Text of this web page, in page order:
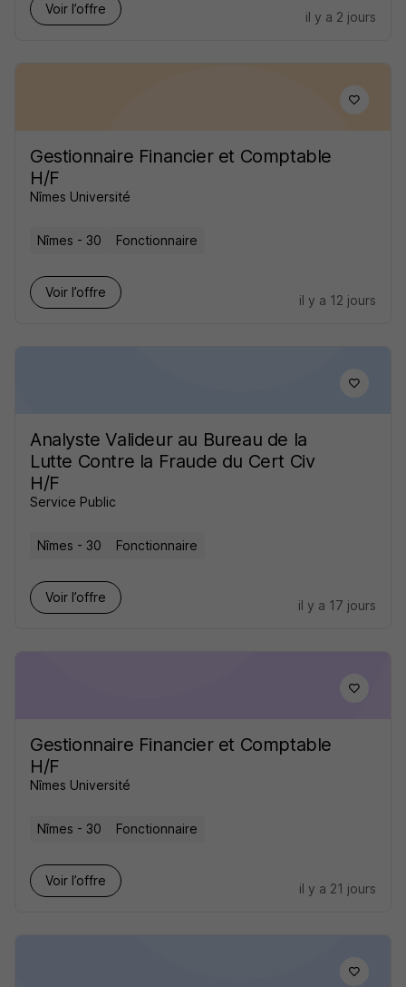
Voir l’offre
il y a 2 jours
Gestionnaire Financier et Comptable
H/F
Nîmes Université
Nîmes - 30 Fonctionnaire
Voir l’offre
il y a 12 jours
Analyste Valideur au Bureau de la
Lutte Contre la Fraude du Cert Civ
H/F
Service Public
Nîmes - 30 Fonctionnaire
Voir l’offre
il y a 17 jours
Gestionnaire Financier et Comptable
H/F
Nîmes Université
Nîmes - 30 Fonctionnaire
Voir l’offre
il y a 21 jours